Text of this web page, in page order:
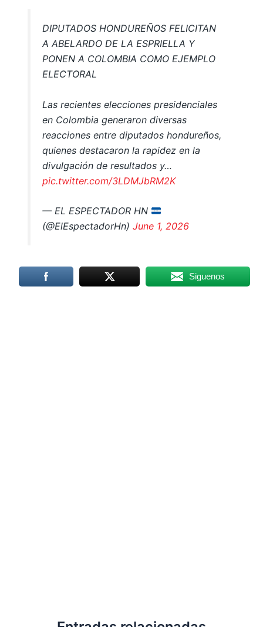
DIPUTADOS HONDUREÑOS FELICITAN
A ABELARDO DE LA ESPRIELLA Y
PONEN A COLOMBIA COMO EJEMPLO
ELECTORAL
Las recientes elecciones presidenciales
en Colombia generaron diversas
reacciones entre diputados hondureños,
quienes destacaron la rapidez en la
divulgación de resultados y…
pic.twitter.com/3LDMJbRM2K
— EL ESPECTADOR HN
(@ElEspectadorHn) June 1, 2026
Siguenos